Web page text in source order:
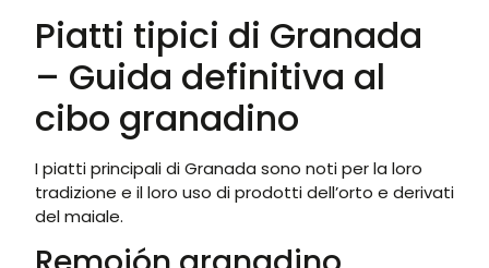
Piatti tipici di Granada
– Guida definitiva al
cibo granadino
I piatti principali di Granada sono noti per la loro
tradizione e il loro uso di prodotti dell’orto e derivati
del maiale.